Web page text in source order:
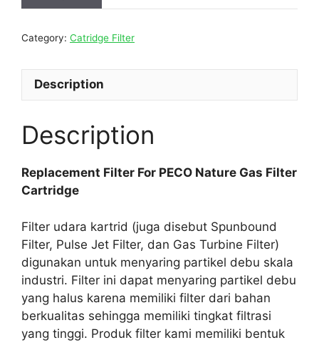
Category: Catridge Filter
Description
Description
Replacement Filter For PECO Nature Gas Filter
Cartridge
Filter udara kartrid (juga disebut Spunbound
Filter, Pulse Jet Filter, dan Gas Turbine Filter)
digunakan untuk menyaring partikel debu skala
industri. Filter ini dapat menyaring partikel debu
yang halus karena memiliki filter dari bahan
berkualitas sehingga memiliki tingkat filtrasi
yang tinggi. Produk filter kami memiliki bentuk